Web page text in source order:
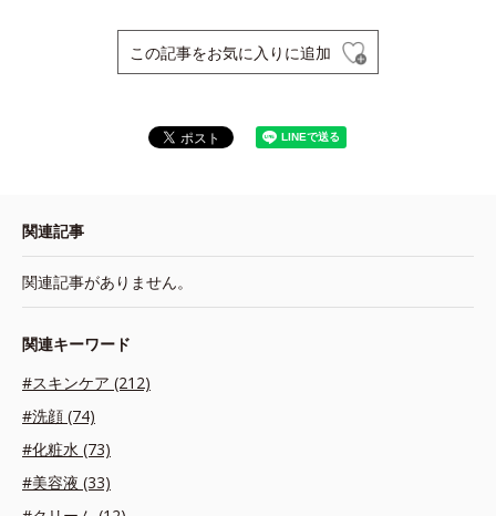
この記事をお気に入りに追加
関連記事
関連記事がありません。
関連キーワード
#スキンケア (212)
#洗顔 (74)
#化粧水 (73)
#美容液 (33)